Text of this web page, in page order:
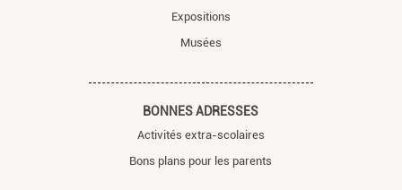
Expositions
Musées
BONNES ADRESSES
Activités extra-scolaires
Bons plans pour les parents